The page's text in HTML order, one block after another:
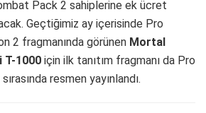
Pack 2 sahiplerine ek ücret
Geçtiğimiz ay içerisinde Pro
2 fragmanında görünen Mortal
T-1000 için ilk tanıtım fragmanı da Pro
resmen yayınlandı.